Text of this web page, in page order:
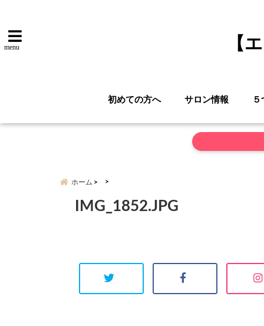
menu 【
初めての方へ サロン情報 ５
ホーム
IMG_1852.JPG